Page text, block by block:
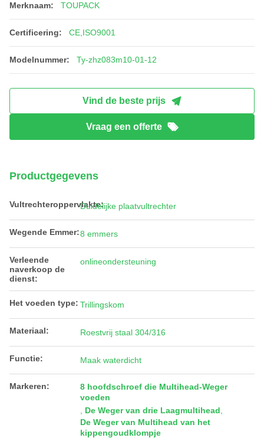
Merknaam: TOUPACK
Certificering: CE,ISO9001
Modelnummer: Ty-zhz083m10-01-12
Vind de beste prijs
Vraag een offerte
Productgegevens
Vultrechteroppervlakte:Duidelijke plaatvultrechter
Wegende Emmer:8 emmers
Verleende
naverkoop de
dienst:
onlineondersteuning
Het voeden type: Trillingskom
Materiaal: Roestvrij staal 304/316
Functie: Maak waterdicht
Markeren:
8 hoofdschroef die Multihead-Weger
voeden
De Weger van drie Laagmultihead
De Weger van Multihead van het
kippengoudklompje